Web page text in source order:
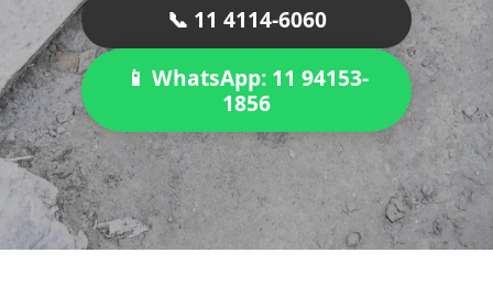
📞 11 4114-6060
📱 WhatsApp: 11 94153-
1856